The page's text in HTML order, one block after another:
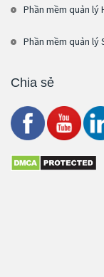
Phần mềm quản lý
Phần mềm quản
Chia sẻ